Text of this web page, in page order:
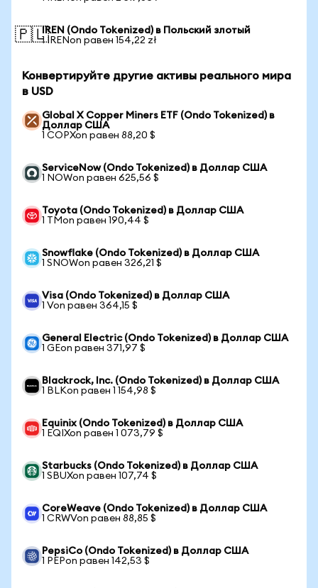
🇵🇱IREN (Ondo Tokenized) в Польский злотый
1 IRENon равен 154,22 zł
Конвертируйте другие активы реального мира
в USD
Global X Copper Miners ETF (Ondo Tokenized) в
Доллар США
1 COPXon равен 88,20 $
ServiceNow (Ondo Tokenized) в Доллар США
1 NOWon равен 625,56 $
Toyota (Ondo Tokenized) в Доллар США
1 TMon равен 190,44 $
Snowflake (Ondo Tokenized) в Доллар США
1 SNOWon равен 326,21 $
Visa (Ondo Tokenized) в Доллар США
1 Von равен 364,15 $
General Electric (Ondo Tokenized) в Доллар США
1 GEon равен 371,97 $
Blackrock, Inc. (Ondo Tokenized) в Доллар США
1 BLKon равен 1 154,98 $
Equinix (Ondo Tokenized) в Доллар США
1 EQIXon равен 1 073,79 $
Starbucks (Ondo Tokenized) в Доллар США
1 SBUXon равен 107,74 $
CoreWeave (Ondo Tokenized) в Доллар США
1 CRWVon равен 88,85 $
PepsiCo (Ondo Tokenized) в Доллар США
1 PEPon равен 142,53 $